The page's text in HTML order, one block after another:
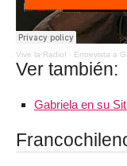
Vive la Radio! · Entrevista a
Ver también:
Gabriela en su